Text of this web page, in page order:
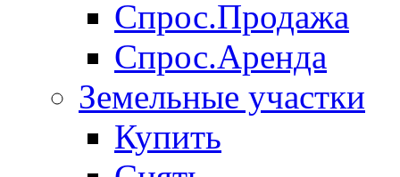
Спрос.Продажа
Спрос.Аренда
Земельные участки
Купить